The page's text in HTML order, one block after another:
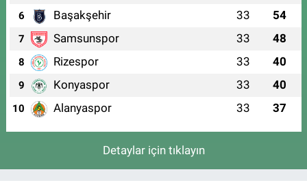
6 Başakşehir 33 54
7 Samsunspor 33 48
8 Rizespor 33 40
9 Konyaspor 33 40
10 Alanyaspor 33 37
Detaylar için tıklayın